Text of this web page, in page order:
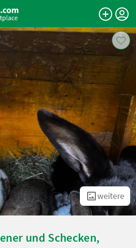
weitere
und Schecken,